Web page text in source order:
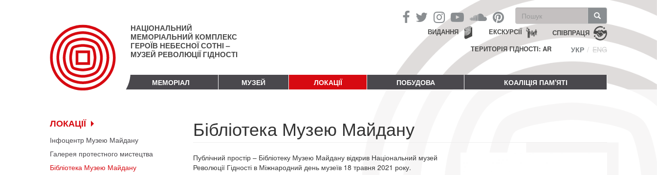
НАЦІОНАЛЬНИЙ
МЕМОРІАЛЬНИЙ КОМПЛЕКС
ГЕРОЇВ НЕБЕСНОЇ СОТНІ –
МУЗЕЙ РЕВОЛЮЦІЇ ГІДНОСТІ
Пошукова
форма
Пошук СПІВПРАЦЯ
ЕКСКУРСІЇ
ВИДАННЯ
ТЕРИТОРІЯ ГІДНОСТІ: AR
УКР ENG
МЕМОРІАЛ МУЗЕЙ ЛОКАЦІЇ ПОБУДОВА КОАЛІЦІЯ ПАМ'ЯТІ
ЛОКАЦІЇ
Інфоцентр Музею Майдану
Галерея протестного мистецтва
Бібліотека Музею Майдану
Бібліотека Музею Майдану
Публічний простір – Бібліотеку Музею Майдану відкрив Національний музей
Революції Гідності в Міжнародний день музеїв 18 травня 2021 року.